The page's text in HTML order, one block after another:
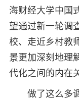
海财经大学中国
望通过新一轮调
校、走近乡村教
景更加深刻地理
代化之间的内在
做了这么多